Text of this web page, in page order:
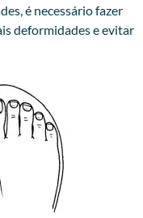
é necessário fazer
deformidades e evitar